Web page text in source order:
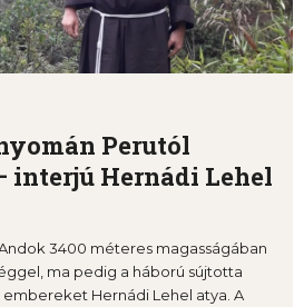
Perutól
interjú Hernádi Lehel
3400 méteres magasságában
ma pedig a háború sújtotta
embereket Hernádi Lehel atya. A